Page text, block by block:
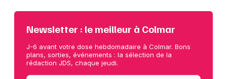
Newsletter : le meilleur à Colmar
J-6 avant votre dose hebdomadaire à Colmar. Bons
plans, sorties, événements : la sélection de la
rédaction JDS, chaque jeudi.